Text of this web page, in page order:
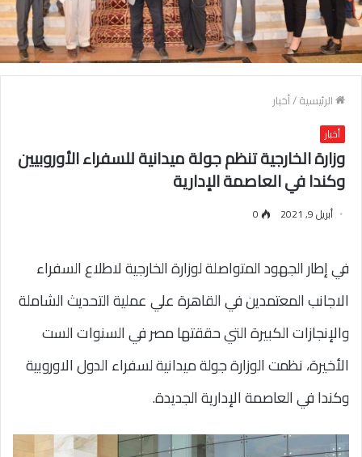
الرئيسية/أخبار
أخبار
وزارة الخارجية تنظم جولة ميدانية للسفراء الأوروبيين
وكندا في العاصمة الإدارية
أبريل 9, 2021 0
في إطار الجهود المتواصلة لوزارة الخارجية لاطلاع السفراء
الاجانب المعتمدين في القاهرة علي عملية التحديث الشاملة
والإنجازات الكبيرة التي حققتها مصر في السنوات الست
الأخيرة، نظمت الوزارة جولة ميدانية لسفراء الدول الاوروبية
وكندا في العاصمة الإدارية الجديدة.